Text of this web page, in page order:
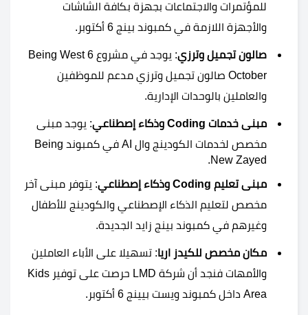
للمؤتمرات والاجتماعات بجهزة بكافة الشاشات
والأجهزة اللازمة في كمبوند بينج 6 أكتوبر.
صالون تجميل وترزي
: يوجد في مشروع Being West 6
October صالون تجميل وترزي مدعم للموظفين
والعاملين بالوحدات الإدارية.
مبنى خدمات Coding وذكاء إصطناعي
: يوجد مبنى
مخصص لخدمات الكودينج وال AI في كمبوند Being
New Zayed.
مبنى تعليم Coding وذكاء إصطناعي
: يتوفر مبنى آخر
مخصص لتعليم الذكاء الإصطناعي والكودينج للأطفال
وغيرهم في كمبوند بينج زايد الجديدة.
مكان مخصص للكيدز اريا: تسهيلا على الأباء العاملين
والأمهات فنجد أن شركة LMD حرصت على توفير Kids
Area داخل كمبوند ويست بيينج 6 أكتوبر.